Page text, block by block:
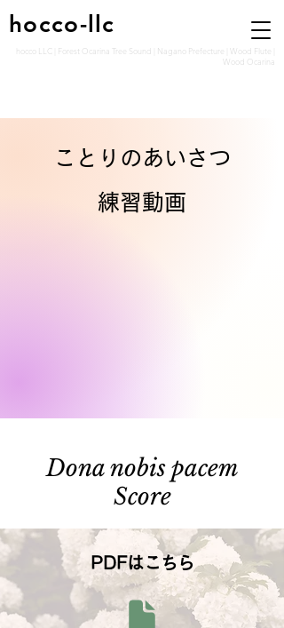
hocco-llc
hocco LLC | Forest Ocarina Tree Sound | Nagano Prefecture | Wood Flute |
Wood Ocarina
ことりのあいさつ
​練習動画
Dona nobis pacem
​Score
PDFはこちら